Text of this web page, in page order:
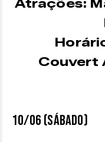
Atrações:
Couvert
10/06 (sábado)